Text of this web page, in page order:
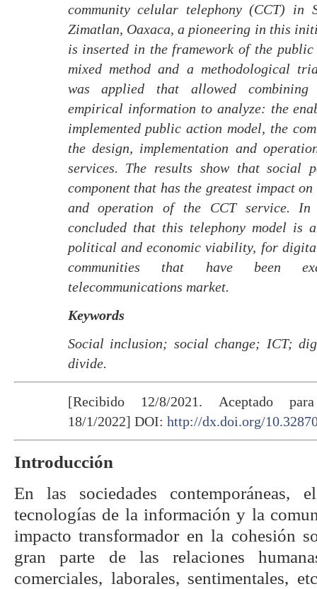
community celular telephony (CCT) in
Zimatlan, Oaxaca, a pioneering in this
is inserted in the framework of the
mixed method and a methodological
was applied that allowed combining
empirical information to analyze: the
implemented public action model, the
the design, implementation and
services. The results show that social
component that has the greatest impact
and operation of the CCT service.
concluded that this telephony model is
political and economic viability, for
communities that have been
telecommunications market.
Keywords
Social inclusion; social change; ICT;
divide.
[Recibido 12/8/2021. Aceptado
18/1/2022] DOI: http://dx.doi.org/
Introducción
En las sociedades
tecnologías de la información y la
impacto transformador en la cohesión
gran parte de las relaciones
comerciales, laborales, sentimentales,